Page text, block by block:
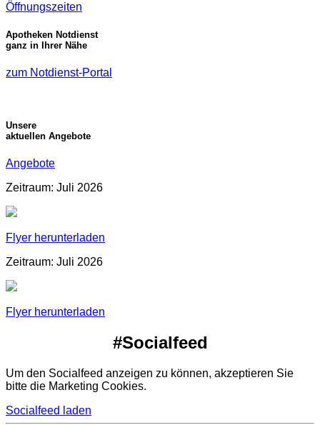
Öffnungszeiten
Apotheken Notdienst
ganz in Ihrer Nähe
zum Notdienst-Portal
Unsere
aktuellen Angebote
Angebote
Zeitraum: Juli 2026
Flyer herunterladen
Zeitraum: Juli 2026
Flyer herunterladen
#Socialfeed
Um den Socialfeed anzeigen zu können, akzeptieren Sie
bitte die Marketing Cookies.
Socialfeed laden